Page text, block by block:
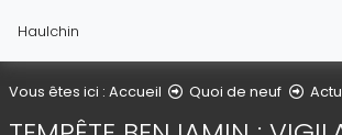
Haulchin
Vous êtes ici : Accueil Quoi de neuf